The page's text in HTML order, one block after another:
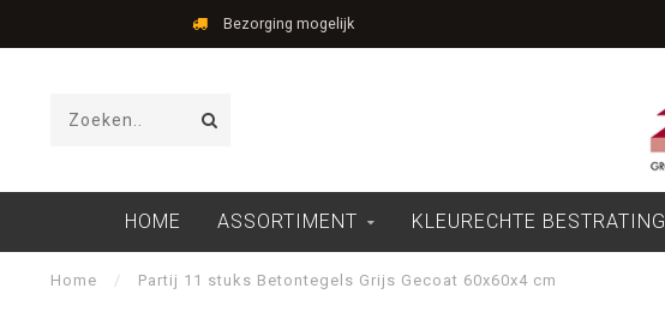
Bezorging mogelijk
HOME ASSORTIMENT KLEURECHTE BESTRATING
Home / Partij 11 stuks Betontegels Grijs Gecoat 60x60x4 cm